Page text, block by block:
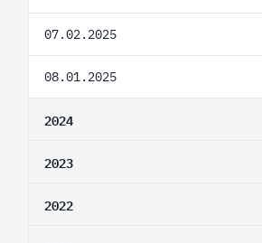
07.02.2025
08.01.2025
2024
2023
2022